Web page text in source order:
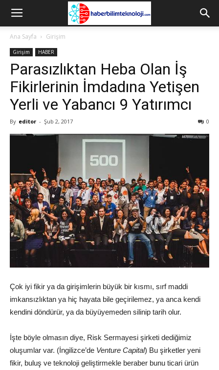
Ana Sayfa Girişim
Girişim HABER
Parasızlıktan Heba Olan İş
Fikirlerinin İmdadına Yetişen
Yerli ve Yabancı 9 Yatırımcı
By editor - Şub 2, 2017 0
Çok iyi fikir ya da girişimlerin büyük bir kısmı, sırf maddi
imkansızlıktan ya hiç hayata bile geçirilemez, ya anca kendi
kendini döndürür, ya da büyüyemeden silinip tarih olur.
İşte böyle olmasın diye, Risk Sermayesi şirketi dediğimiz
oluşumlar var. (İngilizce’de Venture Capital) Bu şirketler yeni
fikir, buluş ve teknoloji geliştirmekle beraber bunu ticari ürün